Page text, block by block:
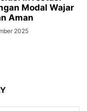
Modal Wajar
Aman
2025